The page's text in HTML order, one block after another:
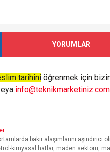
YORUMLAR
tarihini öğrenmek için
info@teknikmarketiniz.com
bakır alaşımlarını aşındırıcı
kimyasal hatlar, maden sektörü,